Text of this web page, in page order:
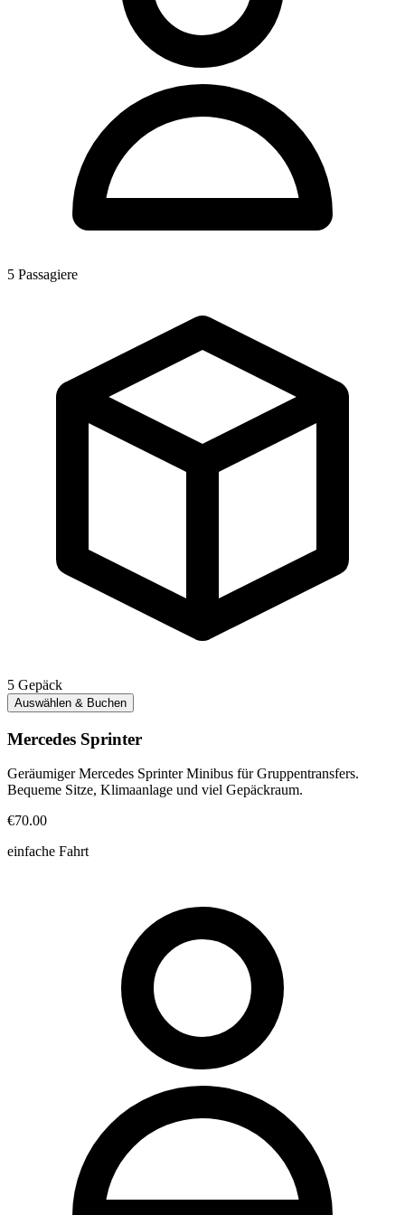
5 Passagiere
5 Gepäck
Auswählen & Buchen
Mercedes Sprinter
Geräumiger Mercedes Sprinter Minibus für Gruppentransfers.
Bequeme Sitze, Klimaanlage und viel Gepäckraum.
€70.00
einfache Fahrt